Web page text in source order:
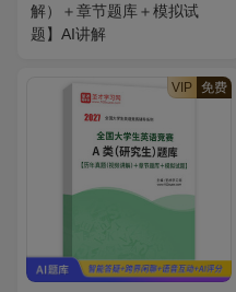
解）＋章节题库＋模拟试
题】AI讲解
VIP 免费